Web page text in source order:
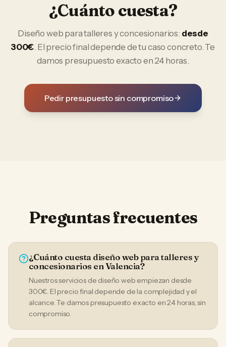
¿Cuánto cuesta?
Diseño web paratalleres y concesionarios: desde
300€. El precio final depende de tu caso concreto. Te
damos presupuesto exacto en 24 horas.
Pedir presupuesto sin compromiso
Preguntas frecuentes
¿Cuánto cuesta diseño web para talleres y
concesionarios en Valencia?
Nuestros servicios de diseño web empiezan desde
300€. El precio final depende de la complejidad y el
alcance. Te damos presupuesto exacto en 24 horas, sin
compromiso.